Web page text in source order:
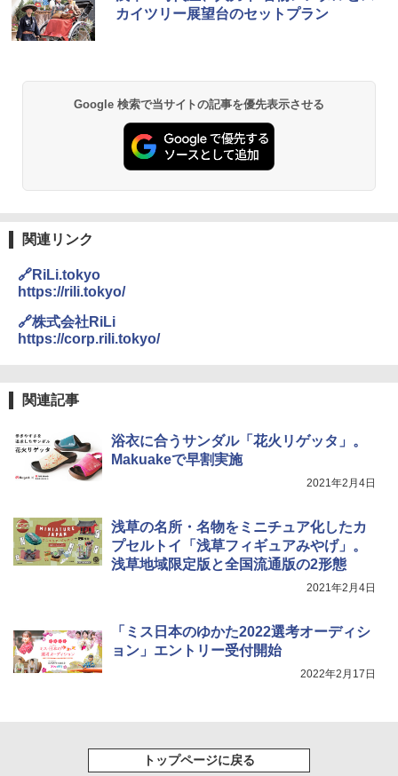
プテント 傘みたいに広げて畳める パッとサ
ッとサンシェード キューブ フルクローズ メ
￥6,830
PYKES PEAK (パイクスピーク) 着替えテン
ト プライバシー テント 【中が透けない】 1
人用 折りたたみ 防災グッズ 災害用トイレ ビ
易 トイレテント (グレー)
￥5,999
簡単設置 ポップアップテント エクルベージ
ュ(BC仕様) PATC-150B(EB)
[キャンパーズコレクション 山善] 傘みたいに
広げるだけ パッとサッとテント キューブワ
イド ブラックコーティング フルクローズ メ
￥-
ラソル ガーデン サイトシート付 折りたたみ
防水 UVカット 4段階高さ調整 軽量 収納袋付
【日本企業販売】超強力クマ対策スプレー 30
0ml（連続噴射30秒）110ml（連続噴射15
秒）射程5～10m 安全ロック搭載 携帯収納袋
関の購入実績 登山・キャンプ・アウトドア・
コンパクト 保冷力長持ち
USB充電式 高精度 超長距離照射 長時間使用
可能 安全ロック付き 高安全性 金属製耐久 コ
ンパクト多機能設計 持ち運び便利 アウトド
ア/オフィス/教育現場/展示会用 緑
電動エアーポンプ SUP用 20PSI 電動ポンプ
保護 日光可読lcd 7種類ノズル付き
￥7,884
カイツリー展望台のセットプラン
Google 検索で当サイトの記事を優先表示させる
関連リンク
🔗RiLi.tokyo
https://rili.tokyo/
🔗株式会社RiLi
https://corp.rili.tokyo/
関連記事
浴衣に合うサンダル「花火リゲッタ」。
Makuakeで早割実施
2021年2月4日
浅草の名所・名物をミニチュア化したカ
プセルトイ「浅草フィギュアみやげ」。
浅草地域限定版と全国流通版の2形態
2021年2月4日
「ミス日本のゆかた2022選考オーディシ
ョン」エントリー受付開始
2022年2月17日
トップページに戻る